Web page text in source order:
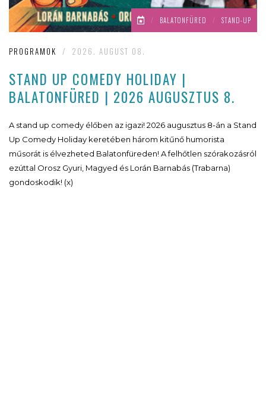
/ BALATONFÜRED / STAND-UP
PROGRAMOK / 2026. AUGUST 08.
STAND UP COMEDY HOLIDAY |
BALATONFÜRED | 2026 AUGUSZTUS 8.
A stand up comedy élőben az igazi! 2026 augusztus 8-án a Stand
Up Comedy Holiday keretében három kitűnő humorista
műsorát is élvezheted Balatonfüreden! A felhőtlen szórakozásról
ezúttal Orosz Gyuri, Magyed és Lorán Barnabás (Trabarna)
gondoskodik! (x)